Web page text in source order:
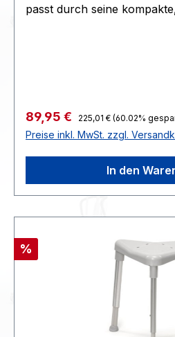
passt durch seine
StellflächeØ 42,2 bis 47,2
cm - max. Belastbarkeit 130
weiß>>>>>>>>KG oder G
Verkaufspreis:
89,95 € Regulärer Preis:
225,01 € (60.02%
Preise inkl. MwSt. zzgl.
In den
Rabatt
%